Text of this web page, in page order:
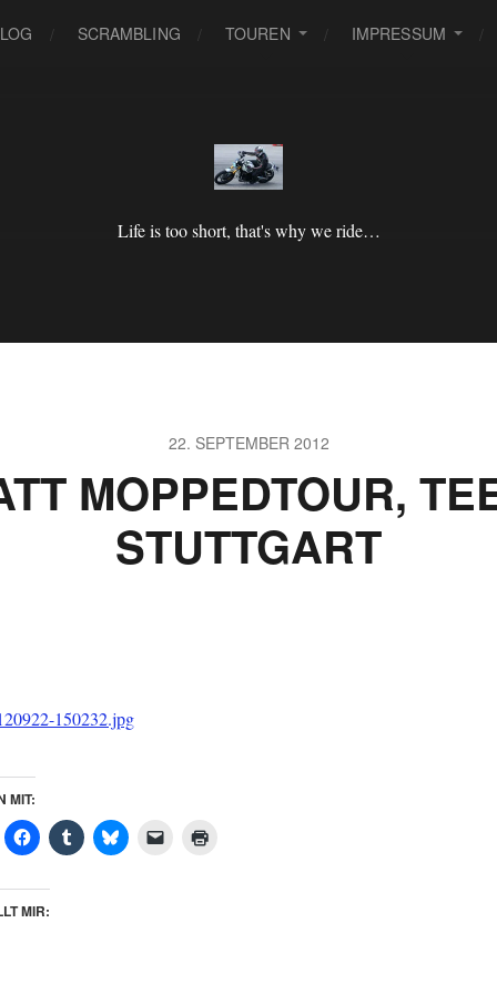
SCRAMBLING TOUREN IMPRESSUM
Life is too short, that's why we ride…
22. SEPTEMBER 2012
MOPPEDTOUR,
STUTTGART
MIT:
MIR: